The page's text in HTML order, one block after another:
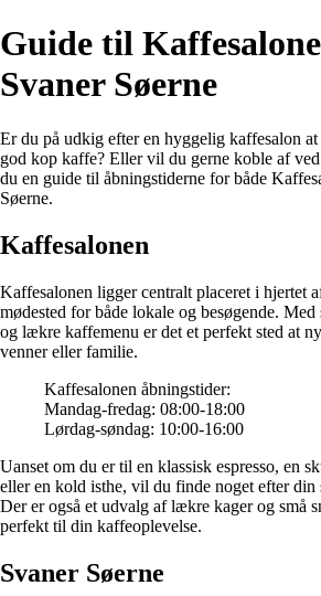
Guide til
Svaner Søerne
Er du på udkig efter en hyggelig kaffesalon at
god kop kaffe? Eller vil du gerne koble af
du en guide til åbningstiderne for både
Søerne.
Kaffesalonen
Kaffesalonen ligger centralt placeret i hjertet
mødested for både lokale og besøgende.
og lækre kaffemenu er det et perfekt sted at
venner eller familie.
Kaffesalonen åbningstider:
Mandag-fredag: 08:00-18:00
Lørdag-søndag: 10:00-16:00
Uanset om du er til en klassisk espresso, en
eller en kold isthe, vil du finde noget efter din
Der er også et udvalg af lækre kager og små
perfekt til din kaffeoplevelse.
Svaner Søerne